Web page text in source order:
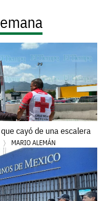
cayó de una escalera
MARIO ALEMÁN